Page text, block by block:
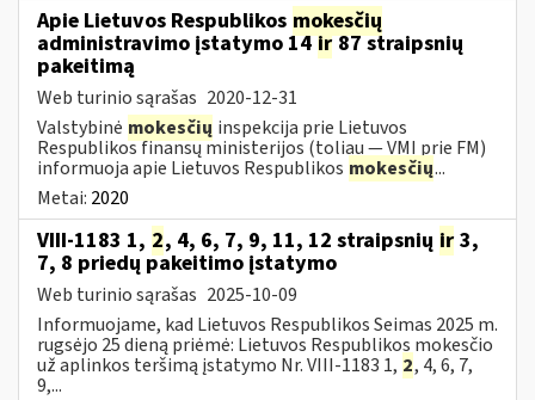
Apie Lietuvos Respublikos mokesčių
administravimo įstatymo 14ir87 straipsnių
pakeitimą
Web turinio sąrašas 2020-12-31
Valstybinė mokesčių inspekcija prie Lietuvos
Respublikos finansų ministerijos (toliau — VMI prie FM)
informuoja apie Lietuvos Respublikos mokesčių...
Metai: 2020
VIII-1183 1, 2, 4, 6, 7, 9, 11, 12 straipsnių ir 3,
7, 8 priedų pakeitimo įstatymo
Web turinio sąrašas 2025-10-09
Informuojame, kad Lietuvos Respublikos Seimas 2025 m.
rugsėjo 25 dieną priėmė: Lietuvos Respublikos mokesčio
už aplinkos teršimą įstatymo Nr. VIII-1183 1, 2, 4, 6, 7,
9,...